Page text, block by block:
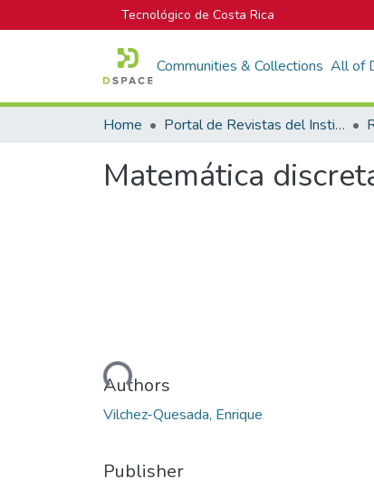
Tecnológico de Costa Rica
Communities & Collections All of
Home Portal de Revistas del Instituto Tecnológico de Costa Rica
Matemática
Loading...
Authors
Vilchez-Quesada, Enrique
Publisher